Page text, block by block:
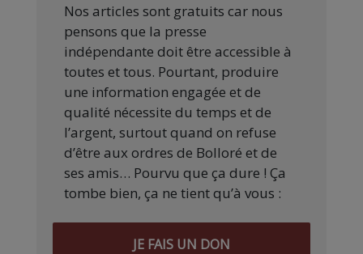
Nos articles sont gratuits car nous
pensons que la presse
indépendante doit être accessible à
toutes et tous. Pourtant, produire
une information engagée et de
qualité nécessite du temps et de
l’argent, surtout quand on refuse
d’être aux ordres de Bolloré et de
ses amis… Pourvu que ça dure ! Ça
tombe bien, ça ne tient qu’à vous :
JE FAIS UN DON